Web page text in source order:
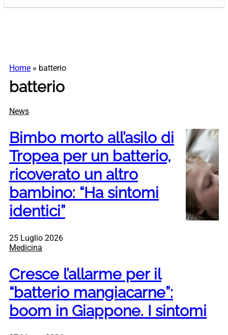
Home » batterio
batterio
News
Bimbo morto all’asilo di
Tropea per un batterio,
ricoverato un altro
bambino: “Ha sintomi
identici”
25 Luglio 2026
Medicina
Cresce l’allarme per il
“batterio mangiacarne”:
boom in Giappone. I sintomi